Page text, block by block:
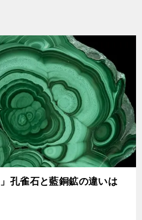
孔雀石と藍銅鉱の違いは